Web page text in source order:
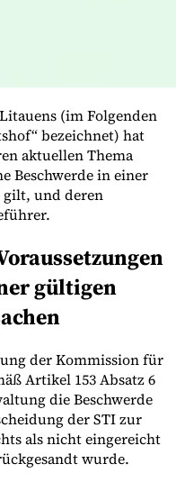
Mandate
(im Folgenden
bezeichnet) hat
aktuellen Thema
Beschwerde in einer
gilt, und deren
gültigen
der Kommission für
Artikel 153 Absatz 6
die Beschwerde
der STI zur
als nicht eingereicht
wurde.